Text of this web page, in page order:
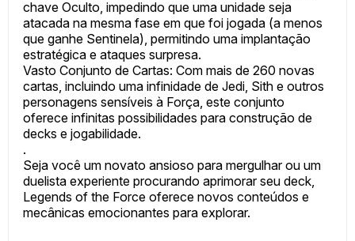
chave Oculto, impedindo que uma unidade seja
atacada na mesma fase em que foi jogada (a menos
que ganhe Sentinela), permitindo uma implantação
estratégica e ataques surpresa.
Vasto Conjunto de Cartas: Com mais de 260 novas
cartas, incluindo uma infinidade de Jedi, Sith e outros
personagens sensíveis à Força, este conjunto
oferece infinitas possibilidades para construção de
decks e jogabilidade.
.
Seja você um novato ansioso para mergulhar ou um
duelista experiente procurando aprimorar seu deck,
Legends of the Force oferece novos conteúdos e
mecânicas emocionantes para explorar.